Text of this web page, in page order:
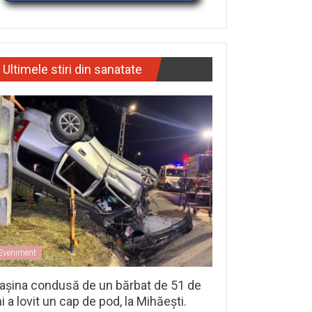
Ultimele stiri din sanatate
condusă de un bărbat de 51 de
a lovit un cap de pod, la Mihăești.